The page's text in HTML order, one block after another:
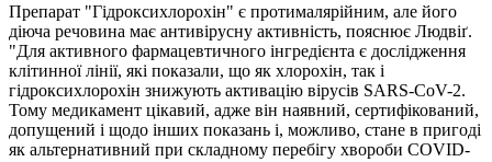
Препарат "Гідроксихлорохін" є протималярійним, але його
діюча речовина має антивірусну активність, пояснює Людвіґ.
"Для активного фармацевтичного інгредієнта є дослідження
клітинної лінії, які показали, що як хлорохін, так і
гідроксихлорохін знижують активацію вірусів SARS-CoV-2.
Тому медикамент цікавий, адже він наявний, сертифікований,
допущений і щодо інших показань і, можливо, стане в пригоді
як альтернативний при складному перебігу хвороби COVID-